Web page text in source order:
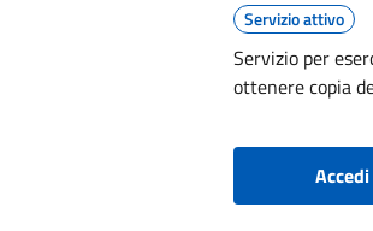
Servizio attivo
Servizio per
ottenere copia